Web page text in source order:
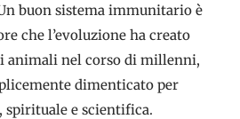
buon sistema immunitario è
che l’evoluzione ha creato
animali nel corso di millenni,
dimenticato per
spirituale e scientifica.